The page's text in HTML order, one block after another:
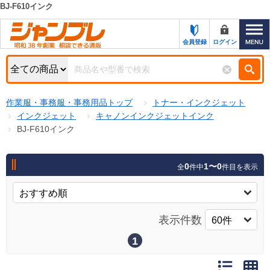
カテゴリー一覧
お知らせ
特集・キャンペーン一覧
初めての方へ
お問い合わせ
新規登録キャンペーン
キーワード検索
検索条件
商品カテゴリから選ぶ
商品ステータスで絞る
キャンペーン
BJ-F610インク
会員登録 ログイン
作業服・事務服・事務用品トップ
トナー・インクジェット
インクジェット
キャノンインクジェットインク
BJ-F610インク
全0件中1〜0件目を表示
表示件数
1